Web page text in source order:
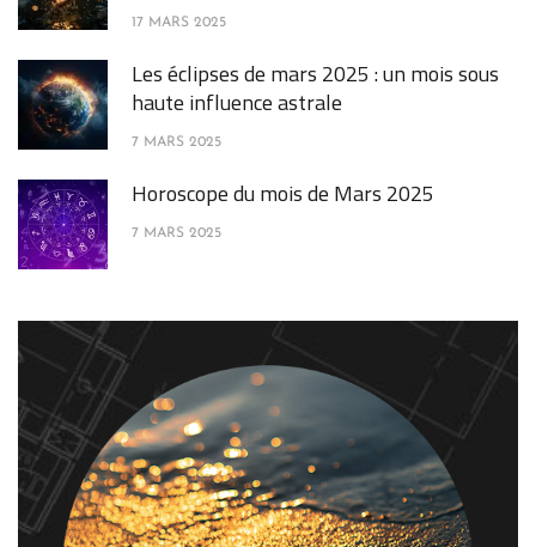
17 MARS 2025
Les éclipses de mars 2025 : un mois sous
haute influence astrale
7 MARS 2025
Horoscope du mois de Mars 2025
7 MARS 2025